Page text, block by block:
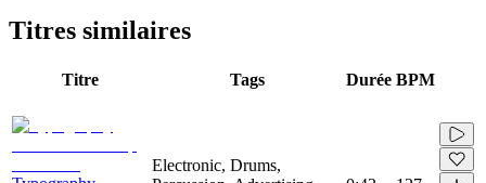
Titres similaires
Titre Tags Durée BPM
Electronic, Drums,